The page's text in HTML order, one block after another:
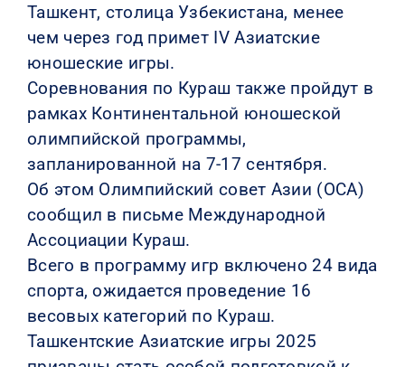
Ташкент, столица Узбекистана, менее
чем через год примет IV Азиатские
юношеские игры.
Соревнования по Кураш также пройдут в
рамках Континентальной юношеской
олимпийской программы,
запланированной на 7-17 сентября.
Об этом Олимпийский совет Азии (ОСА)
сообщил в письме Международной
Ассоциации Кураш.
Всего в программу игр включено 24 вида
спорта, ожидается проведение 16
весовых категорий по Кураш.
Ташкентские Азиатские игры 2025